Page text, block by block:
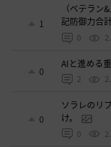
1
（ベテラ
記防御力合
0
0
AIと進める
2
0
ソラレのリ
け。
0